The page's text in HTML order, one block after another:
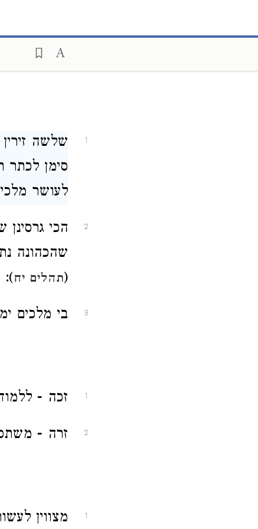
1
שלשה
סימן לכתר
לעושר
2
הכי
שהכהונה
(תהלים יח):
3 בי מלכים
1 זכה -
2 זרה -
1 מצווין